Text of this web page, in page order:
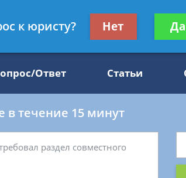
Получите
Ответ Статьи
в течение 15 минут
к юристу? Нет Да